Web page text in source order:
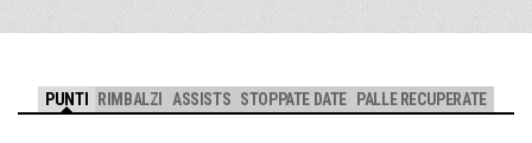
PUNTI RIMBALZI ASSISTS STOPPATE DATE PALLE RECUPERATE